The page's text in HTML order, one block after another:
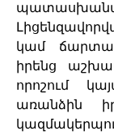
կամ
իրենց
որոշում
առանձին